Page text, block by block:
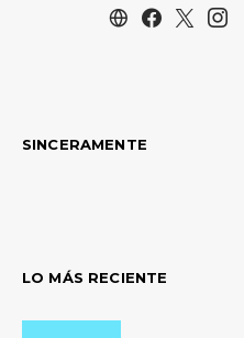
SINCERAMENTE
LO MÁS RECIENTE